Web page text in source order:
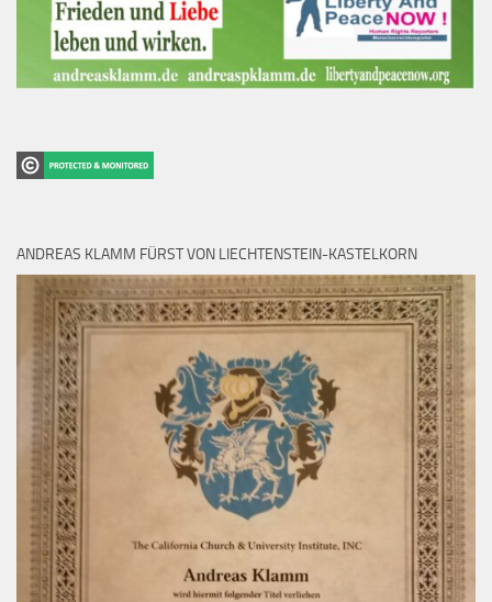
ANDREAS KLAMM FÜRST VON LIECHTENSTEIN-KASTELKORN